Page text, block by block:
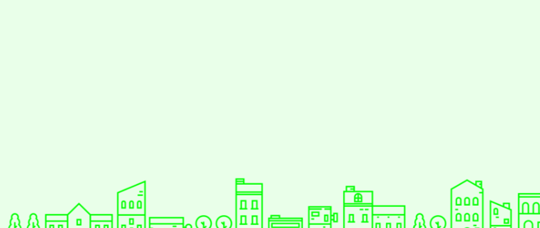
網站設計：Neil網站設計工坊
Xoops網站設計者：